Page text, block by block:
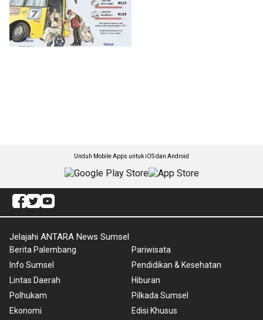
Unduh Mobile Apps untuk iOS dan Android
Jelajahi ANTARA News Sumsel
Berita Palembang
Info Sumsel
Lintas Daerah
Polhukam
Ekonomi
Pariwisata
Pendidikan & Kesehatan
Hiburan
Pilkada Sumsel
Edisi Khusus